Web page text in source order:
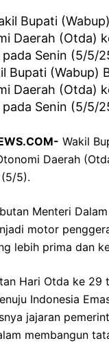
Bupati
Daerah (Otda)
Senin (5/5/
Wakil
Daerah
5).
Menteri
motor
lebih prima dan
Hari Otda ke
Indonesia
jajaran
membangun